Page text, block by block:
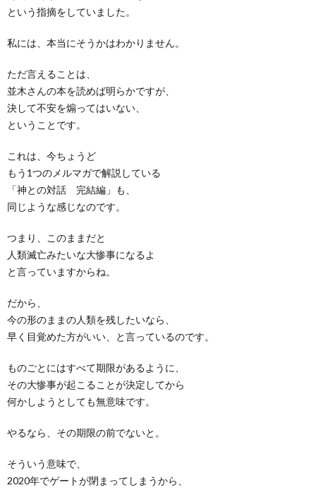
という指摘をしていました。
私には、本当にそうかはわかりません。
ただ言えることは、
並木さんの本を読めば明らかですが、
決して不安を煽ってはいない、
ということです。
これは、今ちょうど
もう1つのメルマガで解説している
「神との対話 完結編」も、
同じような感じなのです。
つまり、このままだと
人類滅亡みたいな大惨事になるよ
と言っていますからね。
だから、
今の形のままの人類を残したいなら、
早く目覚めた方がいい、と言っているのです。
ものごとにはすべて期限があるように、
その大惨事が起こることが決定してから
何かしようとしても無意味です。
やるなら、その期限の前でないと。
そういう意味で、
2020年でゲートが閉まってしまうから、